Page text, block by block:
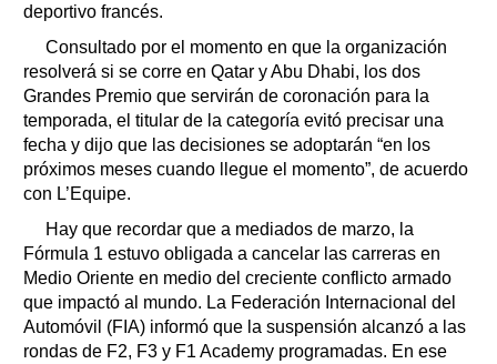
deportivo francés.
Consultado por el momento en que la organización
resolverá si se corre en Qatar y Abu Dhabi, los dos
Grandes Premio que servirán de coronación para la
temporada, el titular de la categoría evitó precisar una
fecha y dijo que las decisiones se adoptarán “en los
próximos meses cuando llegue el momento”, de acuerdo
con L’Equipe.
Hay que recordar que a mediados de marzo, la
Fórmula 1 estuvo obligada a cancelar las carreras en
Medio Oriente en medio del creciente conflicto armado
que impactó al mundo. La Federación Internacional del
Automóvil (FIA) informó que la suspensión alcanzó a las
rondas de F2, F3 y F1 Academy programadas. En ese